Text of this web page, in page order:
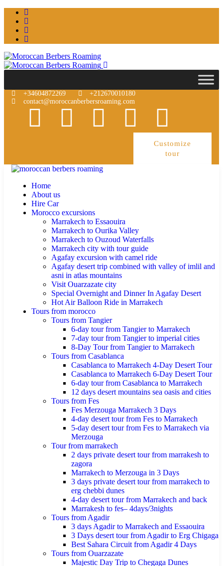
+34604872269
+212670010180
contact@moroccanberbersroaming.com
Customize
tour
Home
About us
Hire Car
Morocco excursions
Marrakech to Essaouira
Marrakech to Ourika Valley
Marrakech to Ouzoud Waterfalls
Marrakech city with tour guide
Agafay excursion with camel ride
Agafay desert trip combined with valley of imlil and
asni in atlas mountains
Visit Ouarzazate city
Special Overnight and Dinner In Agafay Desert
Hot Air Balloon Ride in Marrakech
Tours from morocco
Tours from Tangier
6-day tour from Tangier to Marrakech
7-day tour from Tangier to imperial cities
8-Day Tour from Tangier to Marrakech
Tours from Casablanca
Casablanca to Marrakech 4-Day Desert Tour
Casablanca to Marrakech 6-Day Desert Tour
6-day tour from Casablanca to Marrakech
12 days desert mountains sea oasis and cities
Tours from Fes
Fes Merzouga Marrakech 3 Days
4-day desert tour from Fes to Marrakech
5-day desert tour from Fes to Marrakech via
Merzouga
Tour from marrakech
2 days private desert tour from marrakesh to
zagora
Marrakech to Merzouga in 3 Days
3 days private desert tour from marrakech to
erg chebbi dunes
4-day desert tour from Marrakech and back
Marrakesh to fes– 4days/3nights
Tours from Agadir
3 days Agadir to Marrakech and Essaouira
3 Days desert tour from Agadir to Erg Chigaga
Best Sahara Circuit from Agadir 4 Days
Tours from Ouarzazate
Majestic Day Trip to Chegaga Dunes